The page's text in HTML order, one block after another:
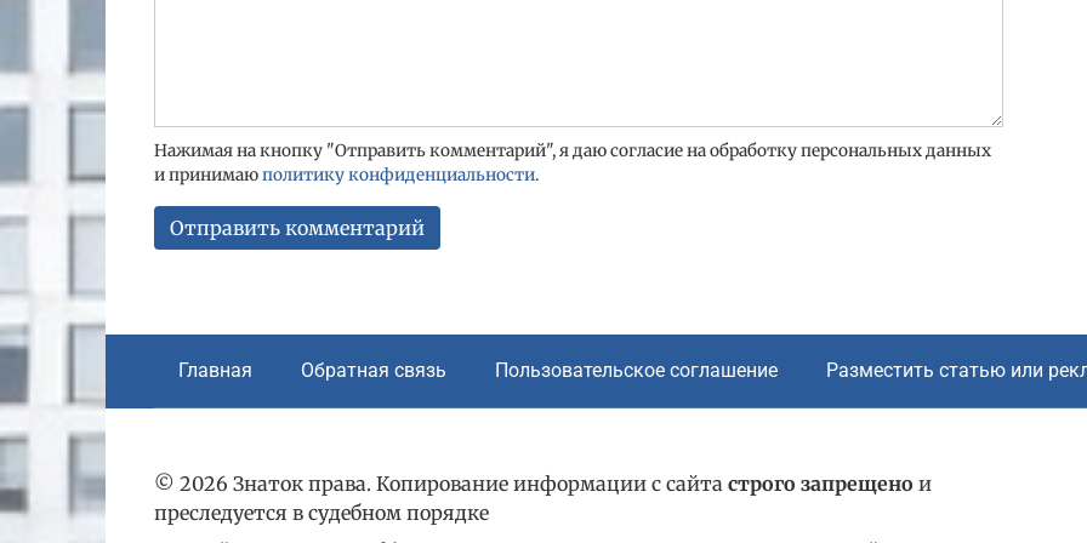
Нажимая на кнопку "Отправить комментарий", я даю согласие на обработку персональных данных
и принимаюполитику конфиденциальности.
Главная Обратная связь Пользовательское соглашение Разместить статью или
© 2026 Знаток права. Копирование информации с сайта строго запрещено и
преследуется в судебном порядке